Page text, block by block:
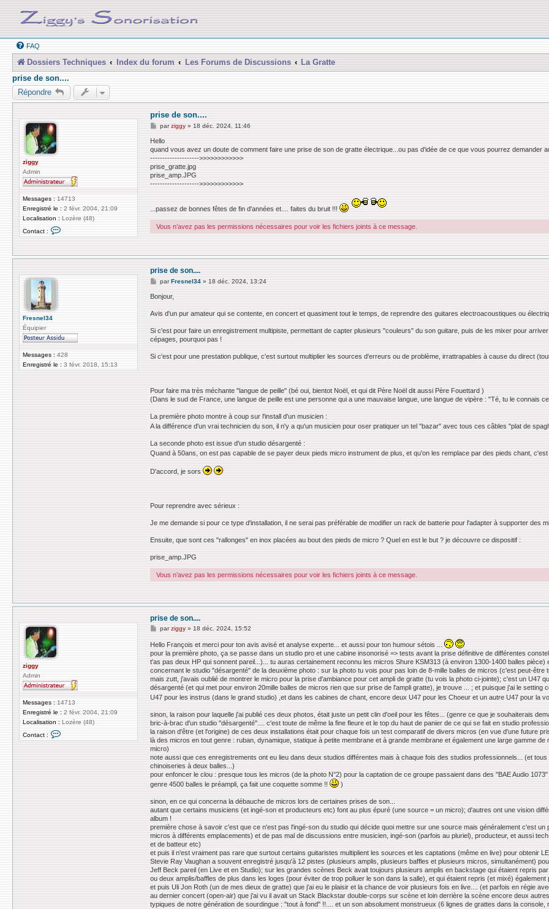
FAQ
Dossiers Techniques Index du forum Les Forums de Discussions
La Gratte
prise de son....
Répondre
ziggy
Admin
Messages : 14713
Enregistré le : 2 févr. 2004, 21:09
Localisation : Lozère (48)
Contact :
a
prise de son....
M
s
s
e
parziggy » 18 déc. 2024, 11:46
Hello
quand vous avez un doute de comment faire une prise de son de gratte électrique...ou pas d'idée de ce que vous pourrez demander
-------------------->>>>>>>>>>>>
prise_gratte.jpg
prise_amp.JPG
-------------------->>>>>>>>>>>>
...passez de bonnes fêtes de fin d'années et.... faites du bruit !!!
Vous n’avez pas les permissions nécessaires pour voir les fichiers joints à ce message.
Fresnel34
Équipier
Messages : 428
Enregistré le : 3 févr. 2018, 15:13
prise de son....
M
s
a
g
parFresnel34 » 18 déc. 2024, 13:24
Bonjour,
Avis d'un pur amateur qui se contente, en concert et quasiment tout le temps, de reprendre des guitares electroacoustiques ou
Si c'est pour faire un enregistrement multipiste, permettant de capter plusieurs "couleurs" du son guitare, puis de les mixer pour
cépages, pourquoi pas !
Si c'est pour une prestation publique, c'est surtout multiplier les sources d'erreurs ou de problème, irrattrapables à cause du direct
Pour faire ma très méchante "langue de peille" (bé oui, bientot Noël, et qui dit Père Noël dit aussi Père Fouettard )
(Dans le sud de France, une langue de peille est une personne qui a une mauvaise langue, une langue de vipère : "Té, tu le connais
La première photo montre à coup sur l'install d'un musicien :
A la différence d'un vrai technicien du son, il n'y a qu'un musicien pour oser pratiquer un tel "bazar" avec tous ces câbles "plat de
La seconde photo est issue d'un studio désargenté :
Quand à 50ans, on est pas capable de se payer deux pieds micro instrument de plus, et qu'on les remplace par des pieds chant,
D'accord, je sors
Pour reprendre avec sérieux :
Je me demande si pour ce type d'installation, il ne serai pas préférable de modifier un rack de batterie pour l'adapter à supporter des
Ensuite, que sont ces "rallonges" en inox placées au bout des pieds de micro ? Quel en est le but ? je découvre ce dispositif :
prise_amp.JPG
Vous n’avez pas les permissions nécessaires pour voir les fichiers joints à ce message.
ziggy
Admin
Messages : 14713
Enregistré le : 2 févr. 2004, 21:09
Localisation : Lozère (48)
Contact :
prise de son....
M
s
a
g
e
parziggy » 18 déc. 2024, 15:52
Hello François et merci pour ton avis avisé et analyse experte... et aussi pour ton humour sétois ...
pour la première photo, ça se passe dans un studio pro et une cabine insonorisé => tests avant la prise définitive de différentes
t'as pas deux HP qui sonnent pareil...)... tu auras certainement reconnu les micros Shure KSM313 (à environ 1300-1400 balles
concernant le studio "désargenté" de la deuxième photo : sur la photo tu vois pour pas loin de 8-mille balles de micros (c'est peut-être
mais zutt, j'avais oublié de montrer le micro pour la prise d'ambiance pour cet ampli de gratte (tu vois la photo ci-jointe); c'est un U47
désargenté (et qui met pour environ 20mille balles de micros rien que sur prise de l'ampli gratte), je trouve ... ; et puisque j'ai le
U47 pour les instrus (dans le grand studio) ,et dans les cabines de chant, encore deux U47 pour les Choeur et un autre U47 pour la
sinon, la raison pour laquelle j'ai publié ces deux photos, était juste un petit clin d'oeil pour les fêtes... (genre ce que je souhaiterais
bric-à-brac d'un studio "désargenté".... c'est toute de même la fine fleure et le top du haut de panier de ce qui se fait en studio
la raison d'être (et l'origine) de ces deux installations était pour chaque fois un test comparatif de divers micros (en vue d'une future
là des micros en tout genre : ruban, dynamique, statique à petite membrane et à grande membrane et également une large gamme
micro)
note aussi que ces enregistrements ont eu lieu dans deux studios différentes mais à chaque fois des studios professionnels... (et
chinoiseries à deux balles...)
pour enfoncer le clou : presque tous les micros (de la photo N°2) pour la captation de ce groupe passaient dans des "BAE Audio
genre 4500 balles le préampli, ça fait une coquette somme !!
)
sinon, en ce qui concerna la débauche de micros lors de certaines prises de son...
autant que certains musiciens (et ingé-son et producteurs etc) font au plus épuré (une source = un micro); d'autres ont une vision
album !
première chose à savoir c'est que ce n'est pas l'ingé-son du studio qui décide quoi mettre sur une source mais généralement c'est
micros à différents emplacements) et de pas mal de discussions entre musicien, ingé-son (parfois au pluriel), producteur, et aussi
et de batteur etc)
et puis il n'est vraiment pas rare que surtout certains guitaristes multiplient les sources et les captations (même en live) pour obtenir LE
Stevie Ray Vaughan a souvent enregistré jusqu'à 12 pistes (plusieurs amplis, plusieurs baffles et plusieurs micros, simultanément)
Jeff Beck pareil (en Live et en Studio); sur les grandes scènes Beck avait toujours plusieurs amplis en backstage qui étaient repris
ou deux amplis/baffles de plus dans les loges (pour éviter de trop polluer le son dans la salle), et qui étaient repris (et mixé) également
et puis Uli Jon Roth (un de mes dieux de gratte) que j'ai eu le plaisir et la chance de voir plusieurs fois en live.... (et parfois en régie
au dernier concert (open-air) que j'ai vu il avait un Stack Blackstar double-corps sur scène et loin derrière la scène encore deux
typiques de notre génération de sourdingue : "tout à fond" !!.... et un son absolument monstrueux (6 lignes de grattes dans la console,